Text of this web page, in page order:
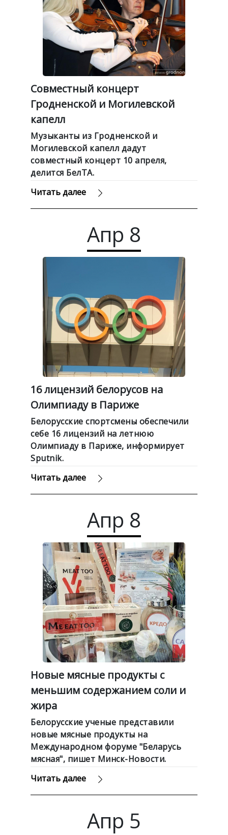
Совместный концерт
Гродненской и Могилевской
капелл
Музыканты из Гродненской и
Могилевской капелл дадут
совместный концерт 10 апреля,
делится БелТА.
Читать далее
Апр 8
16 лицензий белорусов на
Олимпиаду в Париже
Белорусские спортсмены обеспечили
себе 16 лицензий на летнюю
Олимпиаду в Париже, информирует
Sputnik.
Читать далее
Апр 8
Новые мясные продукты с
меньшим содержанием соли и
жира
Белорусские ученые представили
новые мясные продукты на
Международном форуме "Беларусь
мясная", пишет Минск-Новости.
Читать далее
Апр 5